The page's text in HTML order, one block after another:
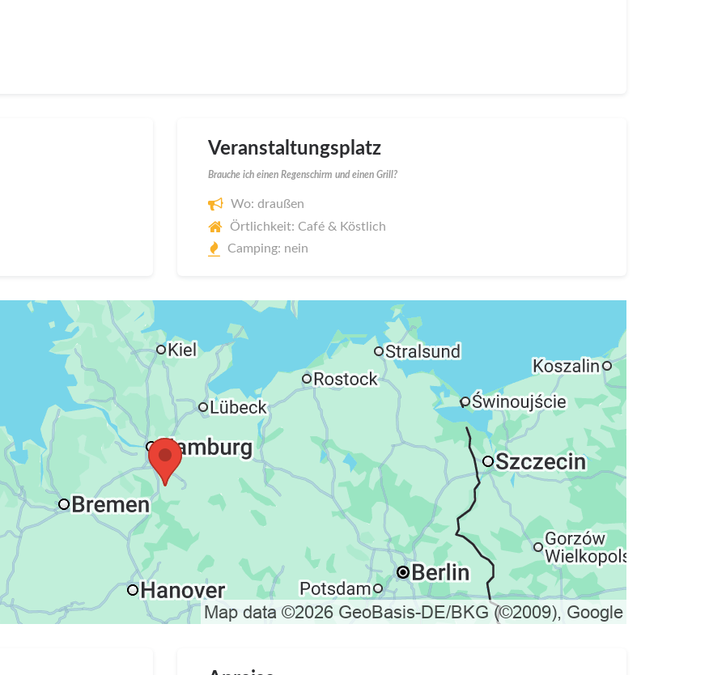
Veranstaltungsplatz
Brauche ich einen Regenschirm und einen Grill?
Wo: draußen
Örtlichkeit: Café & Köstlich
Camping: nein